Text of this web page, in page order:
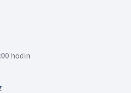
hodin